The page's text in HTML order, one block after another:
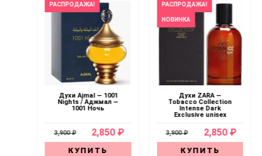
РАСПРОДАЖА!
Духи Ajmal — 1001
Nights / Аджмал —
1001 Ночь
3,900 ₽ 2,850 ₽
КУПИТЬ
РАСПРОДАЖА!
НОВИНКА
Духи ZARA —
Tobacco Collection
Intense Dark
Exclusive unisex
3,900 ₽ 2,850 ₽
КУПИТЬ